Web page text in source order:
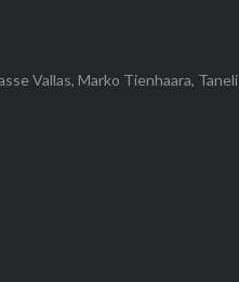
Vallas, Marko Tienhaara, Taneli